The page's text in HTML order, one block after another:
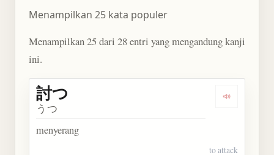
Menampilkan 25 kata populer
Menampilkan 25 dari 28 entri yang mengandung kanji
ini.
Dengarkan
討つ
うつ
menyerang
to attack